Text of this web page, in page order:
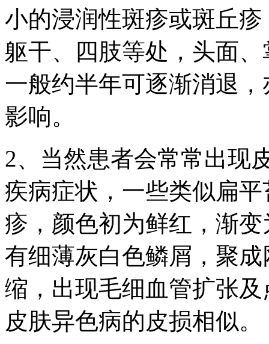
小的浸润性斑疹或斑丘
躯干、四肢等处，头面
一般约半年可逐渐消退
影响。
2、当然患者会常常出现
疾病症状，一些类似扁
疹，颜色初为鲜红，渐
有细薄灰白色鳞屑，聚
缩，出现毛细血管扩张
皮肤异色病的皮损相似。